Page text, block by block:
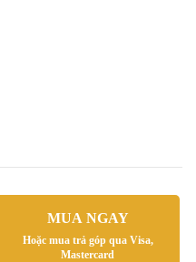
MUA NGAY
Hoặc mua trả góp qua Visa,
Mastercard